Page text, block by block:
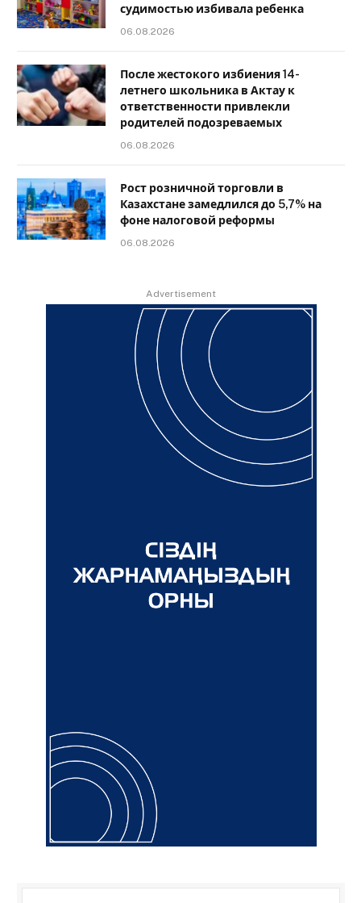
судимостью избивала ребенка
06.08.2026
После жестокого избиения 14-
летнего школьника в Актау к
ответственности привлекли
родителей подозреваемых
06.08.2026
Рост розничной торговли в
Казахстане замедлился до 5,7% на
фоне налоговой реформы
06.08.2026
Advertisement